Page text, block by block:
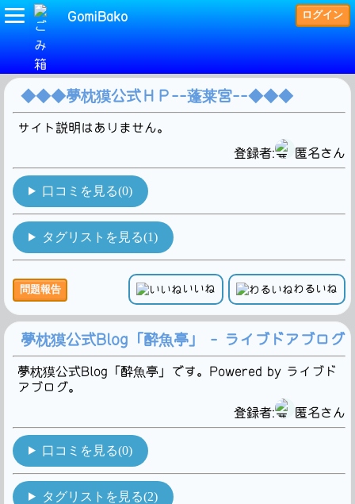
GomiBako ログイン
(夢枕獏)タグの検索結果です。2Hit!
◆◆◆夢枕獏公式ＨＰ--蓬莱宮--◆◆◆
サイト説明はありません。
登録者:
匿名さん
口コミを見る(0)
タグリストを見る(1)
問題報告 いいね わるいね
夢枕獏公式Blog「酔魚亭」 - ライブドアブログ
夢枕獏公式Blog「酔魚亭」です。Powered by ライブド
アブログ。
登録者:
匿名さん
口コミを見る(0)
タグリストを見る(2)